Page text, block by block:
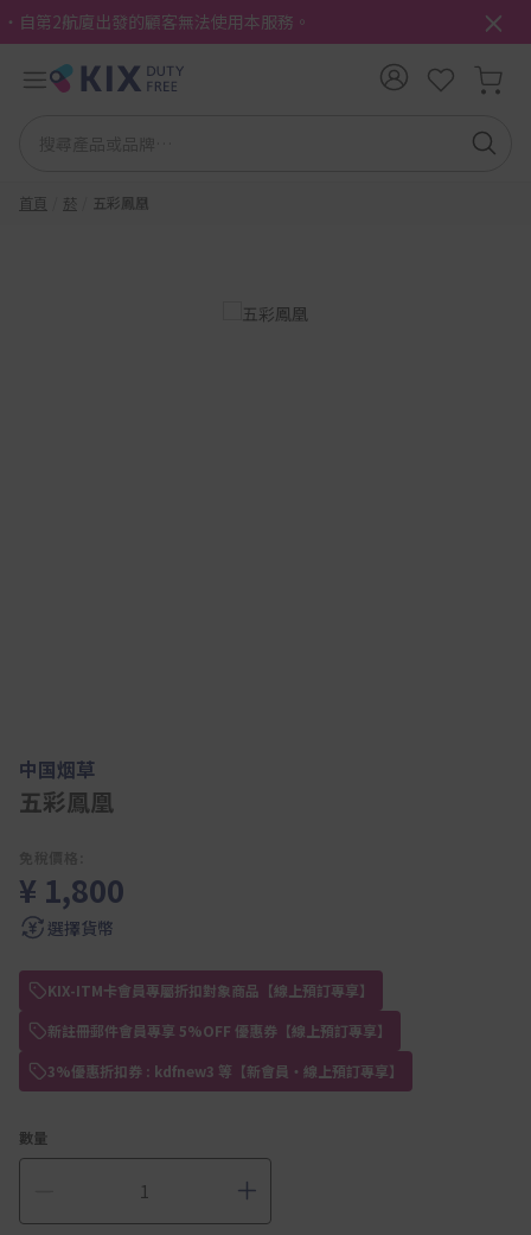
・自第2航廈出發的顧客無法使用本服務。
首頁 菸 五彩鳳凰
中国烟草
五彩鳳凰
¥ 1,800
選擇貨幣
KIX-ITM卡會員專屬折扣對象商品【線上預訂專享】
新註冊郵件會員專享 5%OFF 優惠券【線上預訂專享】
3%優惠折扣券 : kdfnew3 等【新會員・線上預訂專享】
數量